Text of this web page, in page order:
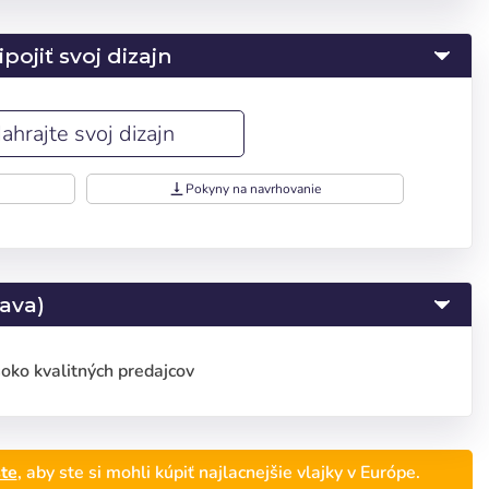
svoj dizajn
svoj dizajn
vertical_align_bottom Pokyny na navrhovanie
kvalitných predajcov
, aby ste si mohli kúpiť najlacnejšie vlajky v Európe.